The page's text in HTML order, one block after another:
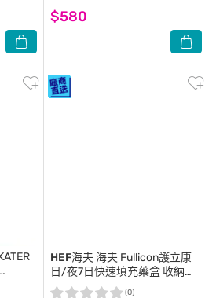
$580
HEF海夫 海夫 Fullicon護立康
日/夜7日快速填充藥盒 收納盒
3入(MB038)
(0)